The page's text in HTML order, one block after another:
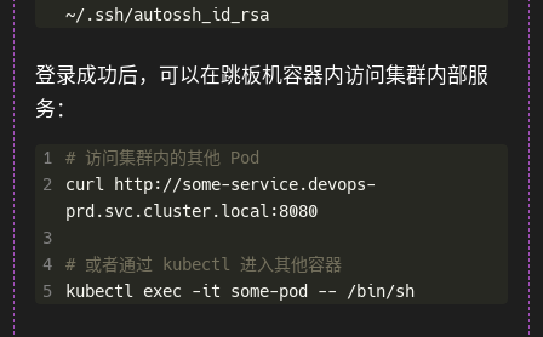
~/.ssh/autossh_id_rsa
登录成功后，可以在跳板机容器内访问集群内部服
务：
1
# 访问集群内的其他 Pod
2
curl http://some-service.devops-
prd.svc.cluster.local:8080
3
4
# 或者通过 kubectl 进入其他容器
5
kubectl exec -it some-pod -- /bin/sh